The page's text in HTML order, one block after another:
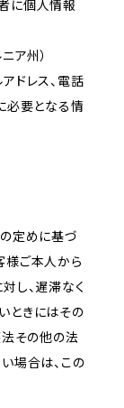
に個人情報
ア州）
ドレス、電話
必要となる情
定めに基づ
様ご本人から
し、遅滞なく
ときにはその
法その他の法
場合は、この